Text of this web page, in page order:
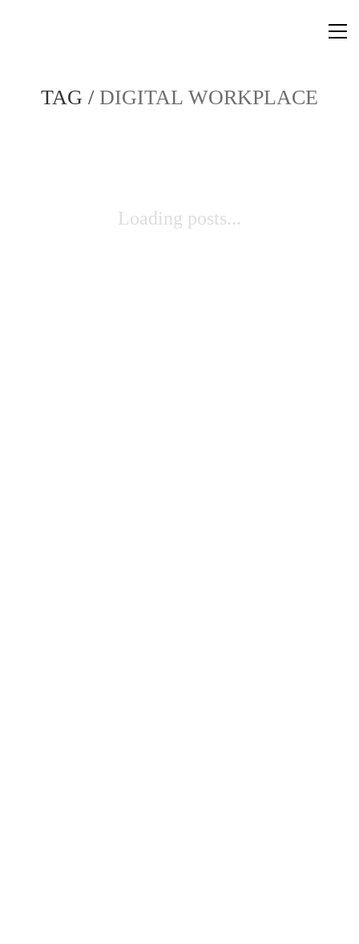
TAG / DIGITAL WORKPLACE
Loading posts...